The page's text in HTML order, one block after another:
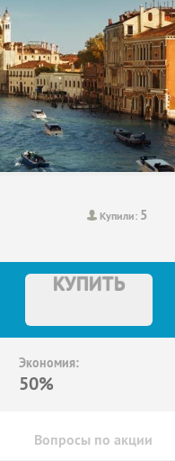
Купили: 5
КУПИТЬ
Экономия:
50%
Вопросы по акции